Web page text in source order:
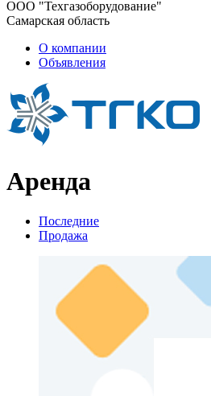
ООО "Техгазоборудование"
Самарская область
О компании
Объявления
Аренда
Последние
Продажа